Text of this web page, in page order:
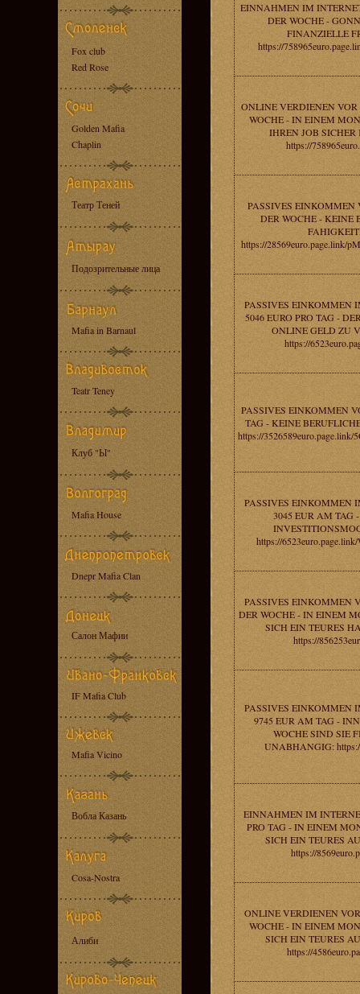
Fox club
Red Rose
Golden Mafia
Chaplin
Театр Теней
Подозрительные лица
Mafia in Barnaul
Teatr Teney
Клуб "Ы"
Mafia House
Dnepr Mafia Clan
Салон Мафии
IF Mafia Club
Mafia Vicino
Вобла Казань
Cosa-Nostra
Алиби
EINNAHMEN IM
DER WOCHE -
FINANZIELLE
https://
ONLINE VERDIENEN VOR
WOCHE - IN EINEM
IHREN JOB
https://
PASSIVES EINKOMMEN
DER WOCHE - KEINE
https://28569euro.page.link/
PASSIVES EINKOMMEN
5046 EURO PRO TAG -
ONLINE GELD ZU
https://
PASSIVES EINKOMMEN
TAG - KEINE
https://3526589euro.page.link/
PASSIVES EINKOMMEN
3045 EUR AM TAG
https://
PASSIVES EINKOMMEN
DER WOCHE - IN EINEM
SICH EIN TEURES
https://
PASSIVES EINKOMMEN
9745 EUR AM TAG -
WOCHE SIND SIE
UNABHANGIG:
EINNAHMEN IM
PRO TAG - IN EINEM
SICH EIN TEURES
https://
ONLINE VERDIENEN
WOCHE - IN EINEM
SICH EIN TEURES
https://